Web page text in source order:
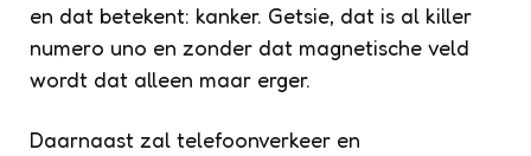
en dat betekent: kanker. Getsie, dat is al killer
numero uno en zonder dat magnetische veld
wordt dat alleen maar erger.
Daarnaast zal telefoonverkeer en